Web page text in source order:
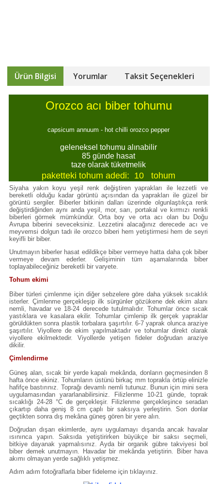
Ürün Bilgisi Yorumlar Taksit Seçenekleri
Orozco acı biber tohumu
capsicum annuum - hot chilli orozco pepper
geleneksel tohumu alınabilir
85 günde hasat
taze olarak tüketmelik
paketteki tohum adedi: 10 tohum
Siyaha yakın koyu yeşil renk değiştiren yaprakları ile lezzetli ve
bereketli olduğu kadar görüntü açısından da yaprakları ile güzel bir
görüntü sergiler. Biberler bitkinin dalları üzerinde olgunlaştıkça renk
değiştirdiğinden aynı anda yeşil, mor, sarı, portakal ve kırmızı renkli
biberleri görmek mümkündür. Orta boy ve orta acı olan bu Doğu
Avrupa biberini seveceksiniz. Lezzetini alacağınız derecede acı ve
meyvemsi dolgun tadı ile orozco biberi hem yetiştirmesi hem de seyri
keyifli bir biber.
Unutmayın biberler hasat edildikçe biber vermeye hatta daha çok biber
vermeye devam ederler. Gelişiminin tüm aşamalarında biber
toplayabileceğiniz bereketli bir varyete.
Tohum ekimi
Biber türleri çimlenme için diğer sebzelere göre daha yüksek sıcaklık
isterler. Çimlenme gerçekleşip ilk sürgünler gözükene dek ekim alanı
nemli, havadar ve 18-24 derecede tutulmalıdır. Tohumlar önce sıcak
yastıklara ve kasalara ekilir. Tohumlar çimlenip ilk gerçek yapraklar
görüldükten sonra plastik torbalara şaşırtılır. 6-7 yaprak olunca araziye
şaşırtılır. Viyollere de ekim yapılmaktadır ve tohumlar direkt olarak
viyollere ekilmektedir. Viyollerde yetişen fideler doğrudan araziye
dikilir.
Çimlendirme
Güneş alan, sıcak bir yerde kapalı mekânda, donların geçmesinden 8
hafta önce ekiniz. Tohumların üstünü birkaç mm toprakla örtüp elinizle
hafifçe bastırınız. Toprağı devamlı nemli tutunuz. Bunun için mini sera
uygulamasından yararlanabilirsiniz. Filizlenme 10-21 günde, toprak
sıcaklığı 24-28 °C de gerçekleşir. Filizlenme gerçekleşince seradan
çıkartıp daha geniş 8 cm çaplı bir saksıya yerleştirin. Son donlar
geçtikten sonra dış mekâna güneş gören bir yere alın.
Doğrudan dışarı ekimlerde, aynı uygulamayı dışarıda ancak havalar
ısınınca yapın. Saksıda yetiştirirken büyükçe bir saksı seçmeli,
bitkiye dayanak yapmalısınız. Ayda bir organik gübre takviyesi bol
biber demek unutmayın. Havadar bir mekânda yetiştirin. Biber hava
akımı olmayan yerde sağlıklı yetişmez.
Adım adım fotoğraflarla biber fideleme için tıklayınız.